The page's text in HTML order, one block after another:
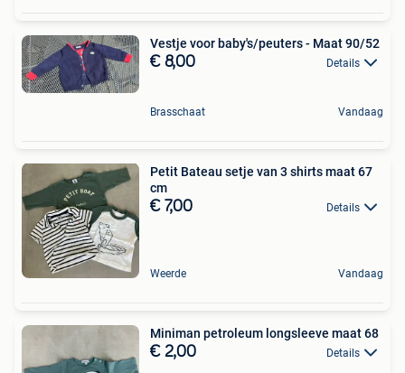
Vestje voor baby's/peuters - Maat 90/52
€ 8,00 Details
Brasschaat Vandaag
Petit Bateau setje van 3 shirts maat 67
cm
€ 7,00 Details
Weerde Vandaag
Miniman petroleum longsleeve maat 68
€ 2,00 Details